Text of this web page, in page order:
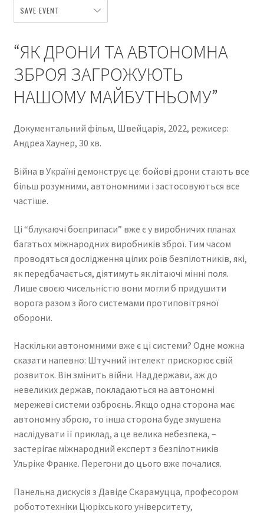
SAVE EVENT
“ЯК ДРОНИ ТА АВТОНОМНА
ЗБРОЯ ЗАГРОЖУЮТЬ
НАШОМУ МАЙБУТНЬОМУ”
Документальний фільм, Швейцарія, 2022, режисер:
Андреа Хаунер, 30 хв.
Війна в Україні демонструє це: бойові дрони стають все
більш розумними, автономними і застосовуються все
частіше.
Ці “блукаючі боєприпаси” вже є у виробничих планах
багатьох міжнародних виробників зброї. Тим часом
проводяться дослідження цілих роїв безпілотників, які,
як передбачається, діятимуть як літаючі мінні поля.
Лише своєю чисельністю вони могли б придушити
ворога разом з його системами протиповітряної
оборони.
Наскільки автономними вже є ці системи? Одне можна
сказати напевно: Штучний інтелект прискорює свій
розвиток. Він змінить війни. Наддержави, аж до
невеликих держав, покладаються на автономні
мережеві системи озброєнь. Якщо одна сторона має
автономну зброю, то інша сторона буде змушена
наслідувати її приклад, а це велика небезпека, –
застерігає міжнародний експерт з безпілотників
Ульріке Франке. Перегони до цього вже почалися.
Панельна дискусія з Давіде Скарамуцца, професором
робототехніки Цюріхського університету,